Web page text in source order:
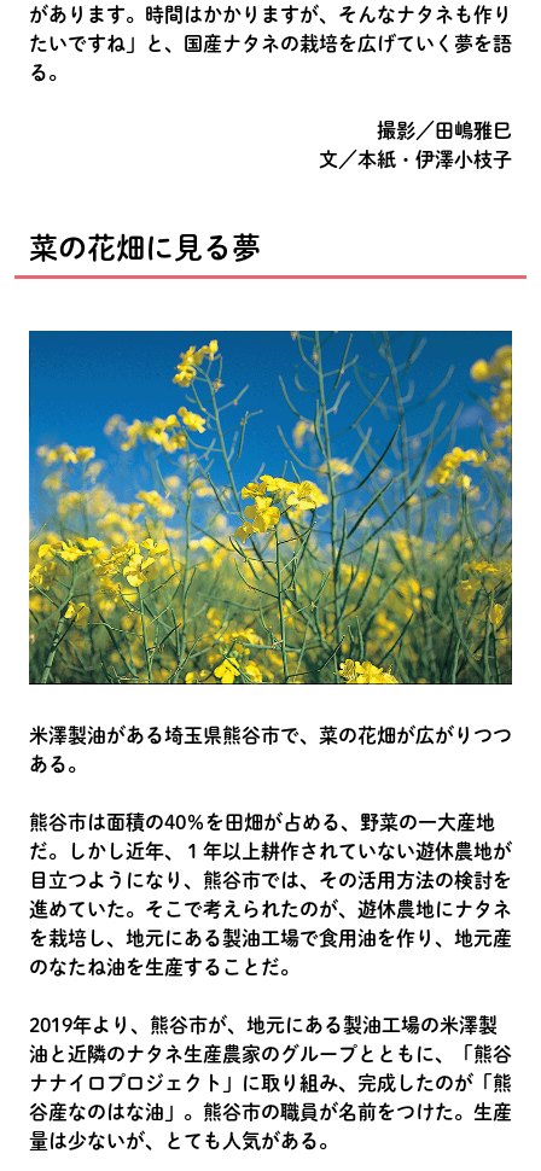
があります。時間はかかりますが、そんなナタネも作り
たいですね」と、国産ナタネの栽培を広げていく夢を語
る。
撮影／田嶋雅巳
文／本紙・伊澤小枝子
菜の花畑に見る夢
米澤製油がある埼玉県熊谷市で、菜の花畑が広がりつつ
ある。
熊谷市は面積の40％を田畑が占める、野菜の一大産地
だ。しかし近年、１年以上耕作されていない遊休農地が
目立つようになり、熊谷市では、その活用方法の検討を
進めていた。そこで考えられたのが、遊休農地にナタネ
を栽培し、地元にある製油工場で食用油を作り、地元産
のなたね油を生産することだ。
2019年より、熊谷市が、地元にある製油工場の米澤製
油と近隣のナタネ生産農家のグループとともに、「熊谷
ナナイロプロジェクト」に取り組み、完成したのが「熊
谷産なのはな油」。熊谷市の職員が名前をつけた。生産
量は少ないが、とても人気がある。